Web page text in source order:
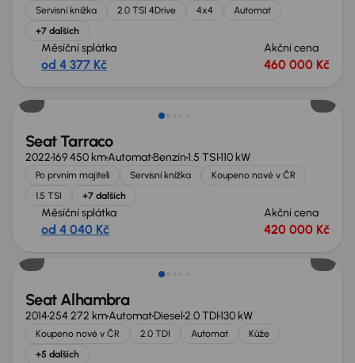
Servisní knížka 2.0 TSI 4Drive 4x4
Automat
+7 dalších
Měsíční splátka
od 4 377 Kč
Akční cena
460 000 Kč
Seat Tarraco
2022169 450 kmAutomatBenzín1.5 TSI110 kW
Po prvním majiteli Servisní knížka
Koupeno nové v ČR
1.5 TSI
+7 dalších
Měsíční splátka
od 4 040 Kč
Akční cena
420 000 Kč
Seat Alhambra
2014254 272 kmAutomatDiesel2.0 TDI130 kW
Koupeno nové v ČR 2.0 TDI Automat
Kůže
+5 dalších